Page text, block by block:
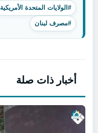
#الولايات المتحدة الأمريكية
#مصرف لبنان
أخبار ذات صلة